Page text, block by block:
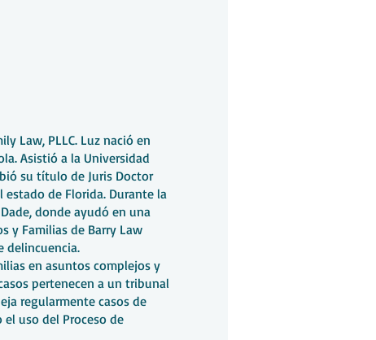
Law, PLLC. Luz nació en
Asistió a la Universidad
su título de Juris Doctor
estado de Florida. Durante la
donde ayudó en una
y Familias de Barry Law
delincuencia.
en asuntos complejos y
pertenecen a un tribunal
regularmente casos de
uso del Proceso de